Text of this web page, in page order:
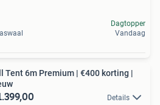
Dagtopper
Vandaag
Tent 6m Premium | €400 korting |
Details